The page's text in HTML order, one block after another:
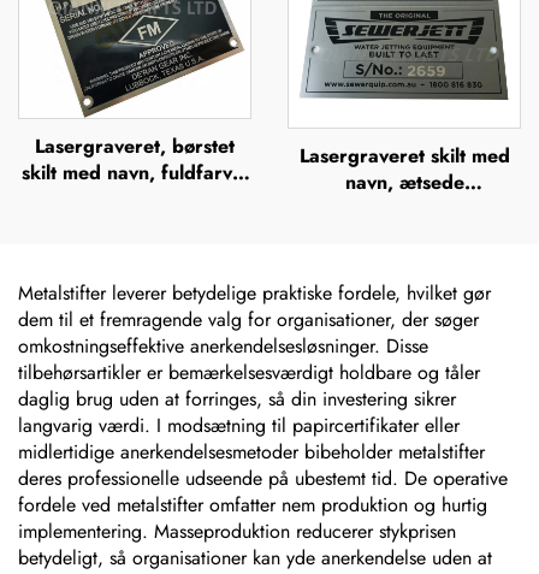
Lasergraveret, børstet
skilt med navn, fuldfarvet
Lasergraveret skilt med
navn, ætsede
Metalstifter leverer betydelige praktiske fordele, hvilket gør
dem til et fremragende valg for organisationer, der søger
omkostningseffektive anerkendelsesløsninger. Disse
tilbehørsartikler er bemærkelsesværdigt holdbare og tåler
daglig brug uden at forringes, så din investering sikrer
langvarig værdi. I modsætning til papircertifikater eller
midlertidige anerkendelsesmetoder bibeholder metalstifter
deres professionelle udseende på ubestemt tid. De operative
fordele ved metalstifter omfatter nem produktion og hurtig
implementering. Masseproduktion reducerer stykprisen
betydeligt, så organisationer kan yde anerkendelse uden at